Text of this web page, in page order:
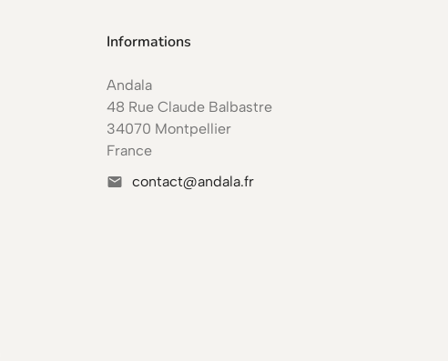
Informations
Andala
48 Rue Claude Balbastre
34070 Montpellier
France
mail contact@andala.fr